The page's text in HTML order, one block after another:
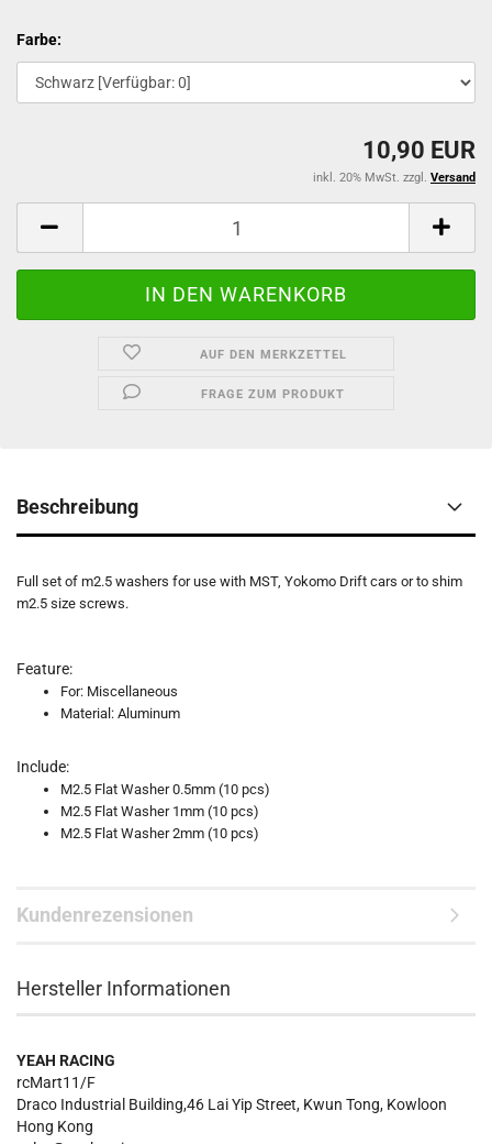
Farbe:
10,90 EUR
inkl. 20% MwSt. zzgl. Versand
AUF DEN MERKZETTEL
FRAGE ZUM PRODUKT
Beschreibung
Full set of m2.5 washers for use with MST, Yokomo Drift cars or to shim
m2.5 size screws.
Feature:
For: Miscellaneous
Material: Aluminum
Include:
M2.5 Flat Washer 0.5mm (10 pcs)
M2.5 Flat Washer 1mm (10 pcs)
M2.5 Flat Washer 2mm (10 pcs)
Kundenrezensionen
Hersteller Informationen
YEAH RACING
rcMart11/F
Draco Industrial Building,46 Lai Yip Street, Kwun Tong, Kowloon
Hong Kong